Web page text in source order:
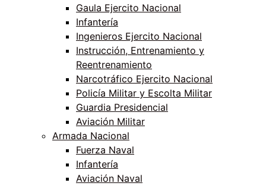
Gaula Ejercito Nacional
Infantería
Ingenieros Ejercito Nacional
Instrucción, Entrenamiento y
Reentrenamiento
Narcotráfico Ejercito Nacional
Policía Militar y Escolta Militar
Guardia Presidencial
Aviación Militar
Armada Nacional
Fuerza Naval
Infantería
Aviación Naval